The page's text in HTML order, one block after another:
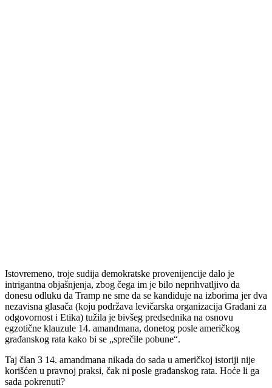
Istovremeno, troje sudija demokratske provenijencije dalo je
intrigantna objašnjenja, zbog čega im je bilo neprihvatljivo da
donesu odluku da Tramp ne sme da se kandiduje na izborima jer dva
nezavisna glasača (koju podržava levičarska organizacija Građani za
odgovornost i Etika) tužila je bivšeg predsednika na osnovu
egzotične klauzule 14. amandmana, donetog posle američkog
građanskog rata kako bi se „sprečile pobune“.
Taj član 3 14. amandmana nikada do sada u američkoj istoriji nije
korišćen u pravnoj praksi, čak ni posle građanskog rata. Hoće li ga
sada pokrenuti?